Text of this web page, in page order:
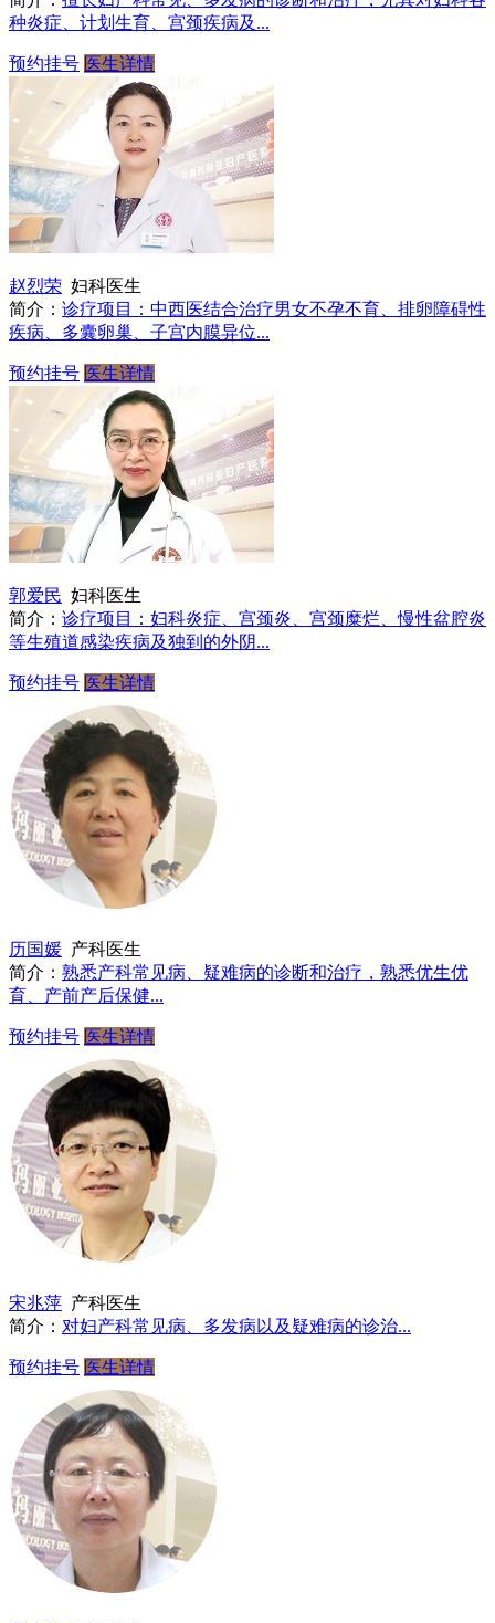
种炎症、计划生育、宫颈疾病及...
预约挂号 医生详情
赵烈荣 妇科医生
简介： 诊疗项目：中西医结合治疗男女不孕不育、排卵障碍性
疾病、多囊卵巢、子宫内膜异位...
预约挂号 医生详情
郭爱民 妇科医生
简介： 诊疗项目：妇科炎症、宫颈炎、宫颈糜烂、慢性盆腔炎
等生殖道感染疾病及独到的外阴...
预约挂号 医生详情
历国媛 产科医生
简介： 熟悉产科常见病、疑难病的诊断和治疗，熟悉优生优
育、产前产后保健...
预约挂号 医生详情
宋兆萍 产科医生
简介： 对妇产科常见病、多发病以及疑难病的诊治...
预约挂号 医生详情